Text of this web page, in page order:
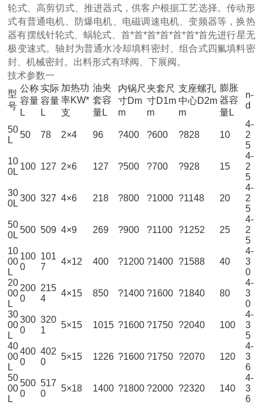
轮式、高剪切式、推进器式，供客户根据工艺选择。传动形
式有普通电机、防爆电机、电磁调速电机、变频器等，换热
器有摆线针轮式、蜗轮式、首*首*首*首*首*首*首先进行星无
极变速式。轴封为普通水冷却填料密封、组合式四氟填料密
封、机械密封。出料形式有球阀、下展阀。
技术参数一
型
号
公称
容量
L
实际
容量
L
加热功
率KW*
支
油夹
套容
量L
内锅尺
寸Dm
m
夹套尺
寸D1m
m
支座螺孔
中心D2m
m
膨胀
器容
量L
n-
d
50
L
50 78 2×4 96 ?400 ?600 ?828 10
4-
2
5
10
0L
100 127 2×6 127 ?500 ?700 ?928 15
4-
2
5
30
0L
300 327 4×6 218 ?800 ?1000 ?1148 20
4-
2
5
50
0L
500 509 4×9 269 ?900 ?1100 ?1252 25
4-
2
5
10
00
L
100
0
101
7
4×12 400 ?1200 ?1400 ?1588 40
4-
3
0
20
00
L
200
0
215
4
4×15 850 ?1400 ?1600 ?1840 80
4-
3
0
30
00
L
300
0
320
1
5×15 1015 ?1600 ?1750 ?2040 100
4-
3
5
40
00
L
400
0
402
0
5×15 1226 ?1600 ?1750 ?2070 120
4-
3
6
50
00
L
500
0
517
0
5×18 1400 ?1800 ?2000 ?2320 140
4-
3
6